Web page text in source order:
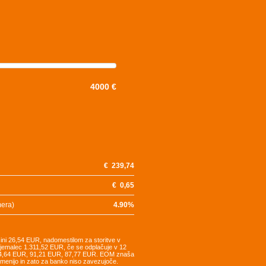
4000 €
€ 239,74
€ 0,65
4.90%
26,54 EUR, nadomestilom za storitve v
1.311,52 EUR, če se odplačuje v 12
EUR, 91,21 EUR, 87,77 EUR. EOM znaša
in zato za banko niso zavezujoče.